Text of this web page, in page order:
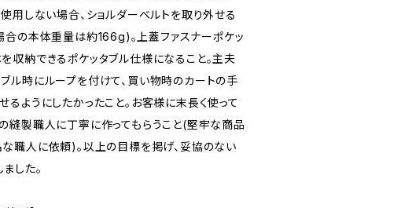
使用しない場合、ショルダーベルトを取り外せる
合の本体重量は約166g)。上蓋ファスナーポケッ
収納できるポケッタブル仕様になること。主夫
ル時にループを付けて、買い物時のカートの手
るようにしたかったこと。お客様に末長く使って
縫製職人に丁寧に作ってもらうこと(堅牢な商品
職人に依頼)。以上の目標を掲げ、妥協のない
した。